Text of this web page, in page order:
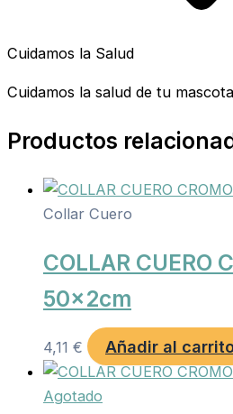
Cuidamos la Salud
Cuidamos la salud de tu
Productos
Collar Cuero
COLLAR CUERO
50x2cm
4,11 € Añadir al
Agotado